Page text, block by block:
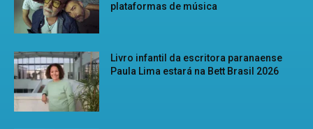
plataformas de música
Livro infantil da escritora paranaense
Paula Lima estará na Bett Brasil 2026